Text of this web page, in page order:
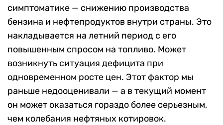
симптоматике — снижению производства
бензина и нефтепродуктов внутри страны. Это
накладывается на летний период с его
повышенным спросом на топливо. Может
возникнуть ситуация дефицита при
одновременном росте цен. Этот фактор мы
раньше недооценивали — а в текущий момент
он может оказаться гораздо более серьезным,
чем колебания нефтяных котировок.